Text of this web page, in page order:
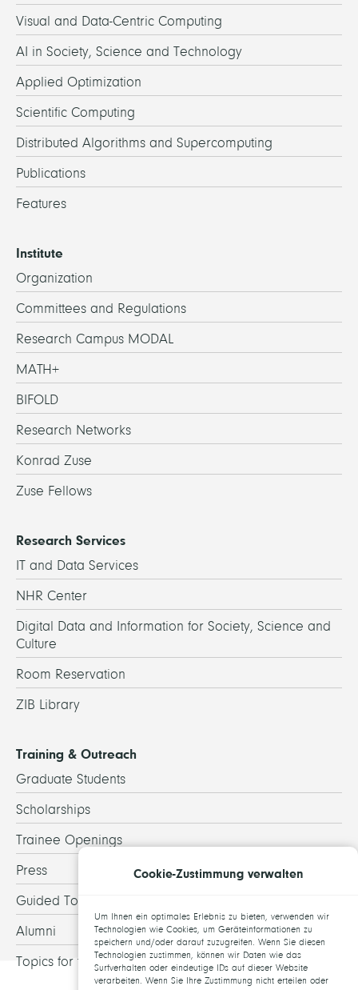
Visual and Data-Centric Computing
AI in Society, Science and Technology
Applied Optimization
Scientific Computing
Distributed Algorithms and Supercomputing
Publications
Features
Institute
Organization
Committees and Regulations
Research Campus MODAL
MATH+
BIFOLD
Research Networks
Konrad Zuse
Zuse Fellows
Research Services
IT and Data Services
NHR Center
Digital Data and Information for Society, Science and
Culture
Room Reservation
ZIB Library
Training & Outreach
Graduate Students
Scholarships
Trainee Openings
Press
Guided Tours
Alumni
Topics for theses
Cookie-Zustimmung verwalten
Um Ihnen ein optimales Erlebnis zu bieten, verwenden wir
Technologien wie Cookies, um Geräteinformationen zu
speichern und/oder darauf zuzugreifen. Wenn Sie diesen
Technologien zustimmen, können wir Daten wie das
Surfverhalten oder eindeutige IDs auf dieser Website
verarbeiten. Wenn Sie Ihre Zustimmung nicht erteilen oder